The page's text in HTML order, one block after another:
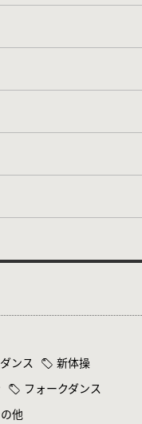
ンス
新体操
フォークダンス
他